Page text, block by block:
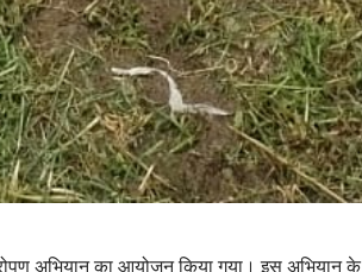
अभियान का आयोजन किया गया। इस अभियान के